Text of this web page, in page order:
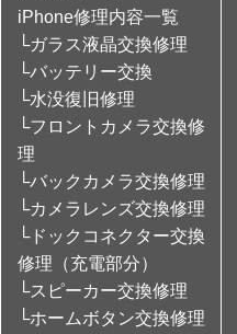
iPhone修理内容一覧
└ガラス液晶交換修理
└バッテリー交換
└水没復旧修理
└フロントカメラ交換修
理
└バックカメラ交換修理
└カメラレンズ交換修理
└ドックコネクター交換
修理（充電部分）
└スピーカー交換修理
└ホームボタン交換修理